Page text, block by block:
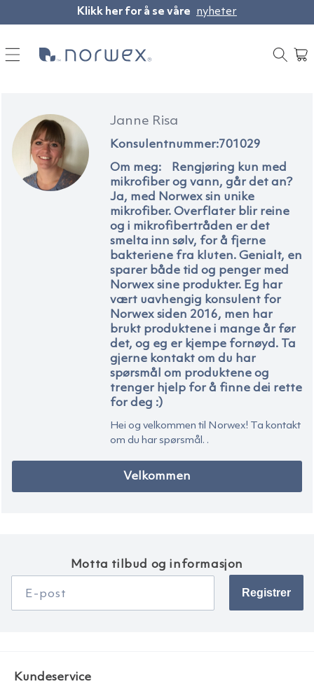
gikk
galt!
Prøv
innholdet
Klikk her for å se våre nyheter
Janne Risa
Konsulentnummer:701029
Om meg:
Rengjøring kun med
mikrofiber og vann, går det an?
Ja, med Norwex sin unike
mikrofiber. Overflater blir reine
og i mikrofibertråden er det
smelta inn sølv, for å fjerne
bakteriene fra kluten. Genialt, en
sparer både tid og penger med
Norwex sine produkter. Eg har
vært uavhengig konsulent for
Norwex siden 2016, men har
brukt produktene i mange år før
det, og eg er kjempe fornøyd. Ta
gjerne kontakt om du har
spørsmål om produktene og
trenger hjelp for å finne dei rette
for deg :)
Hei og velkommen til Norwex! Ta kontakt
om du har spørsmål. .
Velkommen
Motta tilbud og informasjon
E-post Registrer
Kundeservice